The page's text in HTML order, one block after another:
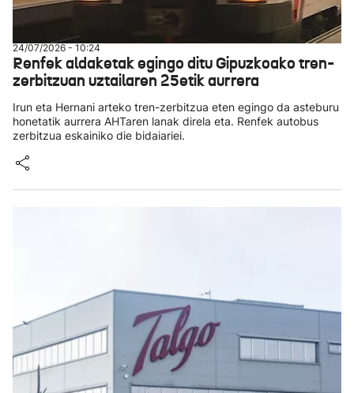
24/07/2026 - 10:24
Renfek aldaketak egingo ditu Gipuzkoako tren-
zerbitzuan uztailaren 25etik aurrera
Irun eta Hernani arteko tren-zerbitzua eten egingo da asteburu
honetatik aurrera AHTaren lanak direla eta. Renfek autobus
zerbitzua eskainiko die bidaiariei.